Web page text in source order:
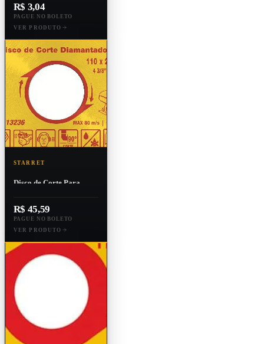
R$ 3,04
PAGUE NO BOLETO
VER PRODUTO
STARRET
Disco de Corte Para
Aresta de Carboneto de
Tungstênio
R$ 45,59
PAGUE NO BOLETO
VER PRODUTO